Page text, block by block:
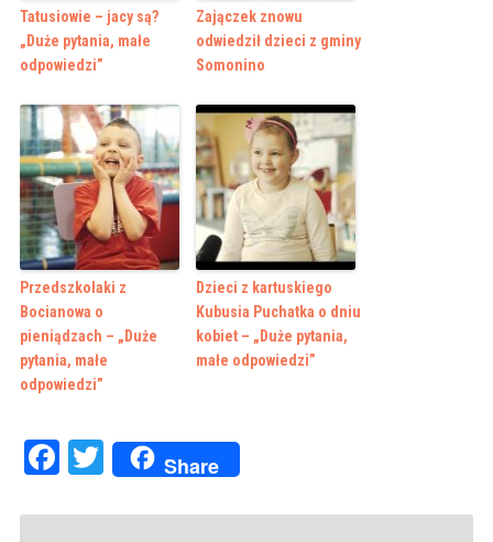
Tatusiowie – jacy są?
„Duże pytania, małe
odpowiedzi”
Zajączek znowu
odwiedził dzieci z gminy
Somonino
Przedszkolaki z
Bocianowa o
pieniądzach – „Duże
pytania, małe
odpowiedzi”
Dzieci z kartuskiego
Kubusia Puchatka o dniu
kobiet – „Duże pytania,
małe odpowiedzi”
Facebook
Twitter
Share